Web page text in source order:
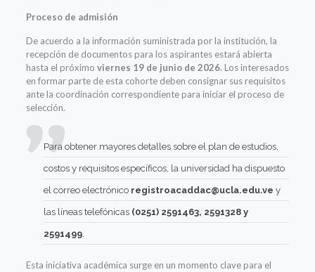
Proceso de admisión
De acuerdo a la información suministrada por la institución, la
recepción de documentos para los aspirantes estará abierta
hasta el próximo viernes 19 de junio de 2026. Los interesados
en formar parte de esta cohorte deben consignar sus requisitos
ante la coordinación correspondiente para iniciar el proceso de
selección.
Para obtener mayores detalles sobre el plan de estudios,
costos y requisitos específicos, la universidad ha dispuesto
el correo electrónico registroacaddac@ucla.edu.ve y
las líneas telefónicas (0251) 2591463, 2591328 y
2591499.
Esta iniciativa académica surge en un momento clave para el